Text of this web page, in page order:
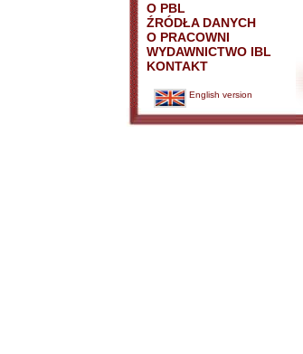
O PBL
ŹRÓDŁA DANYCH
O PRACOWNI
WYDAWNICTWO IBL
KONTAKT
English version